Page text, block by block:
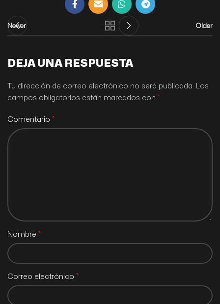
Newer Older
DEJA UNA RESPUESTA
Tu dirección de correo electrónico no será publicada. Los
campos obligatorios están marcados con *
Comentario *
Nombre *
Correo electrónico *